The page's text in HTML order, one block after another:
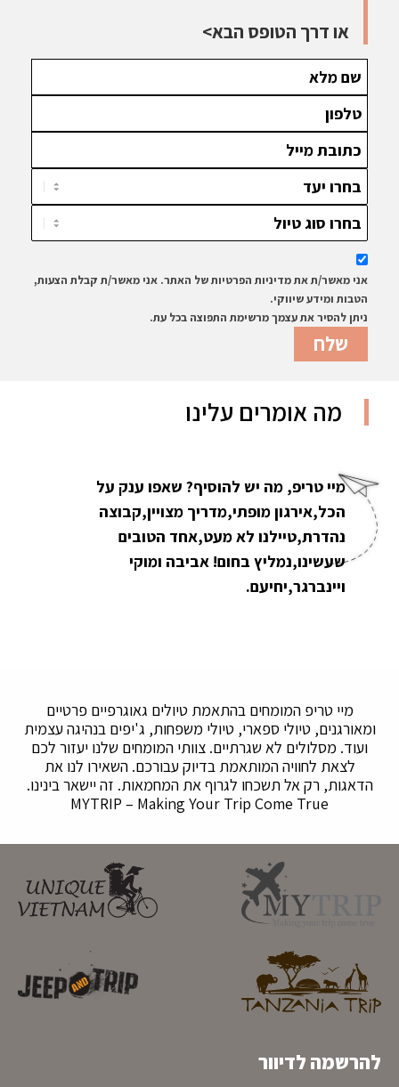
אני מאשר/ת את מדיניות הפרטיות של האתר. אני מאשר/ת קבלת הצעות,
הטבות ומידע שיווקי.
ניתן להסיר את עצמך מרשימת התפוצה בכל עת.
או דרך הטופס הבא>
מה אומרים עלינו
מיי טריפ, מה יש להוסיף? שאפו ענק על
הכל,אירגון מופתי,מדריך מצויין,קבוצה
נהדרת,טיילנו לא מעט,אחד הטובים
שעשינו,נמליץ בחום! אביבה ומוקי
ויינברגר,יחיעם.
מיי טריפ המומחים בהתאמת טיולים גאוגרפיים פרטיים
ומאורגנים, טיולי ספארי, טיולי משפחות, ג'יפים בנהיגה עצמית
ועוד. מסלולים לא שגרתיים. צוותי המומחים שלנו יעזור לכם
לצאת לחוויה המותאמת בדיוק עבורכם. השאירו לנו את
הדאגות, רק אל תשכחו לגרוף את המחמאות. זה יישאר בינינו.
MYTRIP – Making Your Trip Come True
להרשמה לדיוור